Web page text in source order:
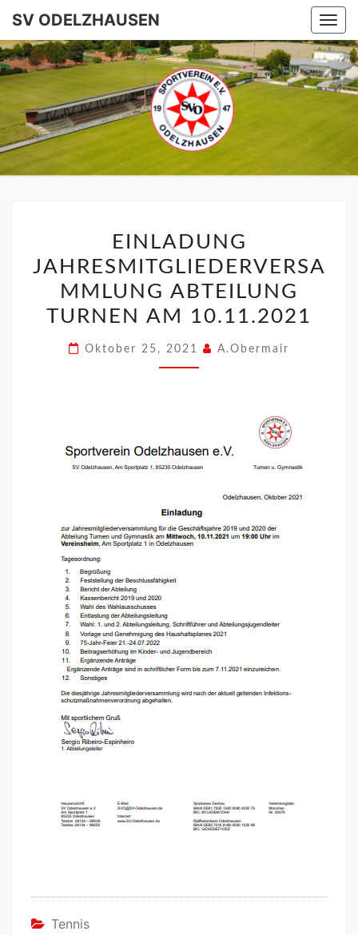
SV ODELZHAUSEN
SV
EINLADUNG
JAHRESMITGLIEDERVERSA
MMLUNG ABTEILUNG
TURNEN AM 10.11.2021
Oktober 25, 2021 A.Obermair
Tennis